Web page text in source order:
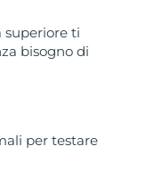
superiore ti
bisogno di
per testare